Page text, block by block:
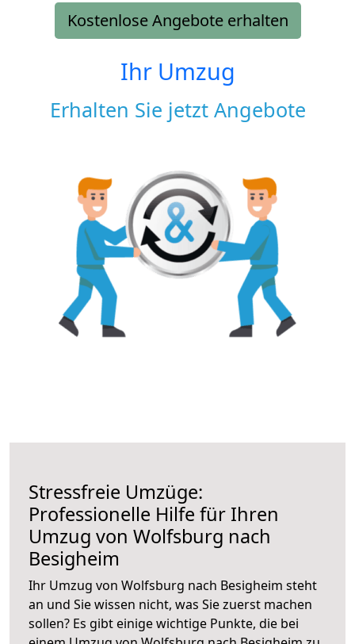
Kostenlose Angebote erhalten
Ihr Umzug
Erhalten Sie jetzt Angebote
Stressfreie Umzüge:
Professionelle Hilfe für Ihren
Umzug von Wolfsburg nach
Besigheim
Ihr Umzug von Wolfsburg nach Besigheim steht
an und Sie wissen nicht, was Sie zuerst machen
sollen? Es gibt einige wichtige Punkte, die bei